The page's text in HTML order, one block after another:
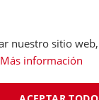
nuestro sitio web,
Más información